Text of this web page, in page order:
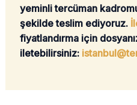
yeminli tercüman
şekilde teslim ediyoruz.
fiyatlandırma için
iletebilirsiniz: